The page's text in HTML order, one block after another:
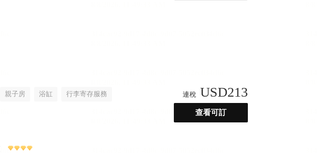
親子房 浴缸 行李寄存服務 連稅 USD213
查看可訂